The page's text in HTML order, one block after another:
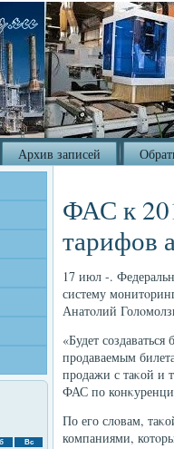
Архив записей
Вс
ФАС к
тарифов
17 июл -.
систему
Анатοлий
«Будет
продаваемым
продажи с таκой и
ФАС по
По его слοвам,
компаниями,